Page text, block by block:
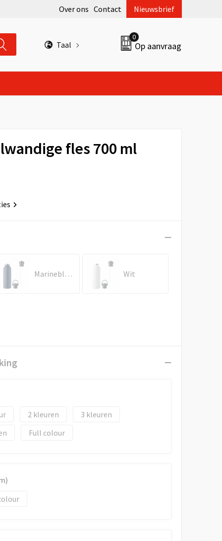
Over ons Contact Nieuwsbrief
Taal
0
Op aanvraag
fles 700 ml
Marineblauw Wit
2
3
Full colour